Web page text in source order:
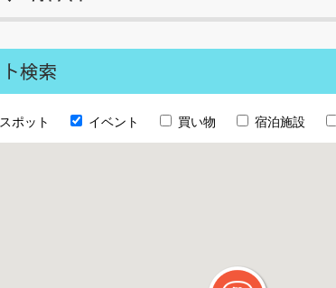
スポット イベント 買い物 宿泊施設